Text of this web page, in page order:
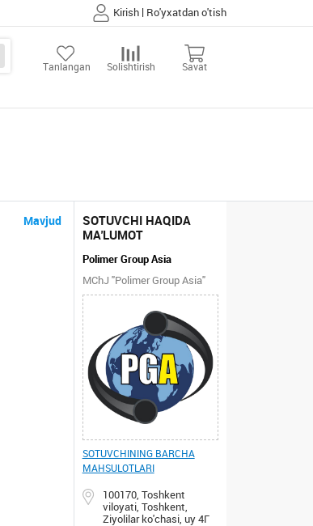
Kirish | Ro'yxatdan o'tish
Tanlangan Solishtirish Savat
Mavjud
SOTUVCHI HAQIDA
MA'LUMOT
Polimer Group Asia
MChJ "Polimer Group Asia"
SOTUVCHINING BARCHA
MAHSULOTLARI
100170, Toshkent
viloyati, Toshkent,
Ziyolilar ko'chasi, uy 4Г